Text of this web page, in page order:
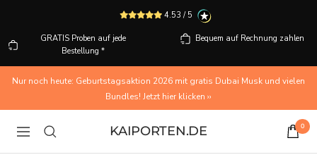
Inhalt
4.53 / 5
GRATIS Proben auf jede
Bestellung *
Bequem auf Rechnung zahlen
Nur noch heute: Geburtstagsaktion 2026 mit gratis Dubai Musk und vielen
Bundles! Jetzt hier klicken ››
Navigation KAIPORTEN.DE 0